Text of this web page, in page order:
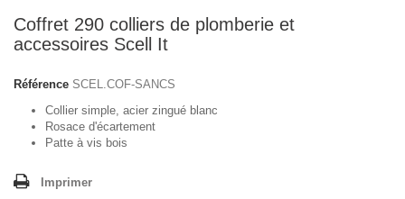
Coffret 290 colliers de plomberie et
accessoires Scell It
Référence SCEL.COF-SANCS
Collier simple, acier zingué blanc
Rosace d'écartement
Patte à vis bois
Imprimer